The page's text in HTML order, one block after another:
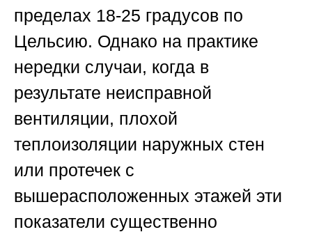
пределах 18-25 градусов по
Цельсию. Однако на практике
нередки случаи, когда в
результате неисправной
вентиляции, плохой
теплоизоляции наружных стен
или протечек с
вышерасположенных этажей эти
показатели существенно